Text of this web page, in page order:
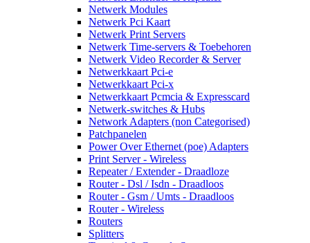
Netwerk Modules
Netwerk Pci Kaart
Netwerk Print Servers
Netwerk Time-servers & Toebehoren
Netwerk Video Recorder & Server
Netwerkkaart Pci-e
Netwerkkaart Pci-x
Netwerkkaart Pcmcia & Expresscard
Netwerk-switches & Hubs
Network Adapters (non Categorised)
Patchpanelen
Power Over Ethernet (poe) Adapters
Print Server - Wireless
Repeater / Extender - Draadloze
Router - Dsl / Isdn - Draadloos
Router - Gsm / Umts - Draadloos
Router - Wireless
Routers
Splitters